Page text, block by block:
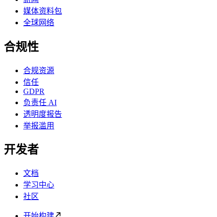
媒体资料包
全球网络
合规性
合规资源
信任
GDPR
负责任 AI
透明度报告
举报滥用
开发者
文档
学习中心
社区